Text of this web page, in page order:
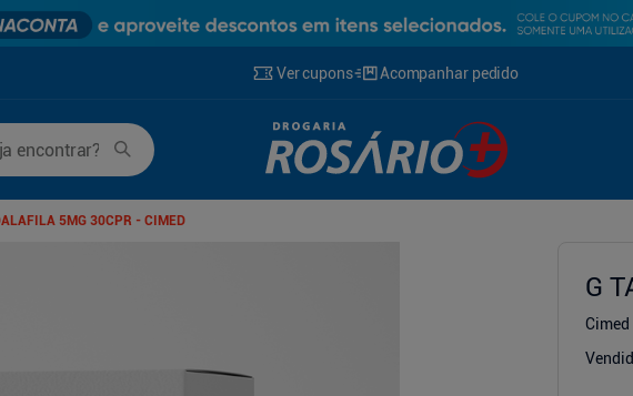
Ver cupons Acompanhar pedido
encontrar?
5MG 30CPR - CIMED
G
Cimed